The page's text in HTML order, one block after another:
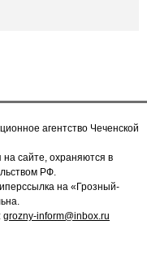
агентство Чеченской
сайте, охраняются в
РФ.
на «Грозный-
grozny-inform@inbox.ru